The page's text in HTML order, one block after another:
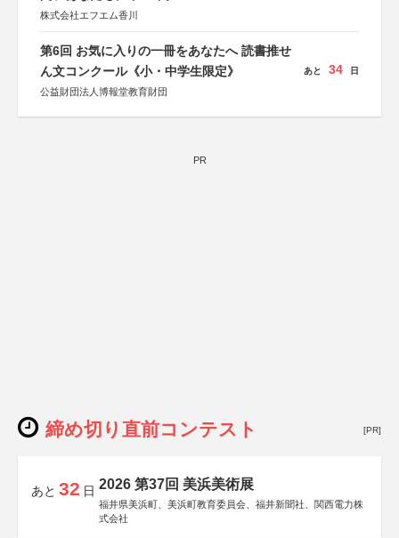
株式会社エフエム香川
第6回 お気に入りの一冊をあなたへ 読書推せ
ん文コンクール《小・中学生限定》
公益財団法人博報堂教育財団
あと 34 日
PR
締め切り直前コンテスト [PR]
あと 32 日 2026 第37回 美浜美術展
福井県美浜町、美浜町教育委員会、福井新聞社、関西電力株
式会社